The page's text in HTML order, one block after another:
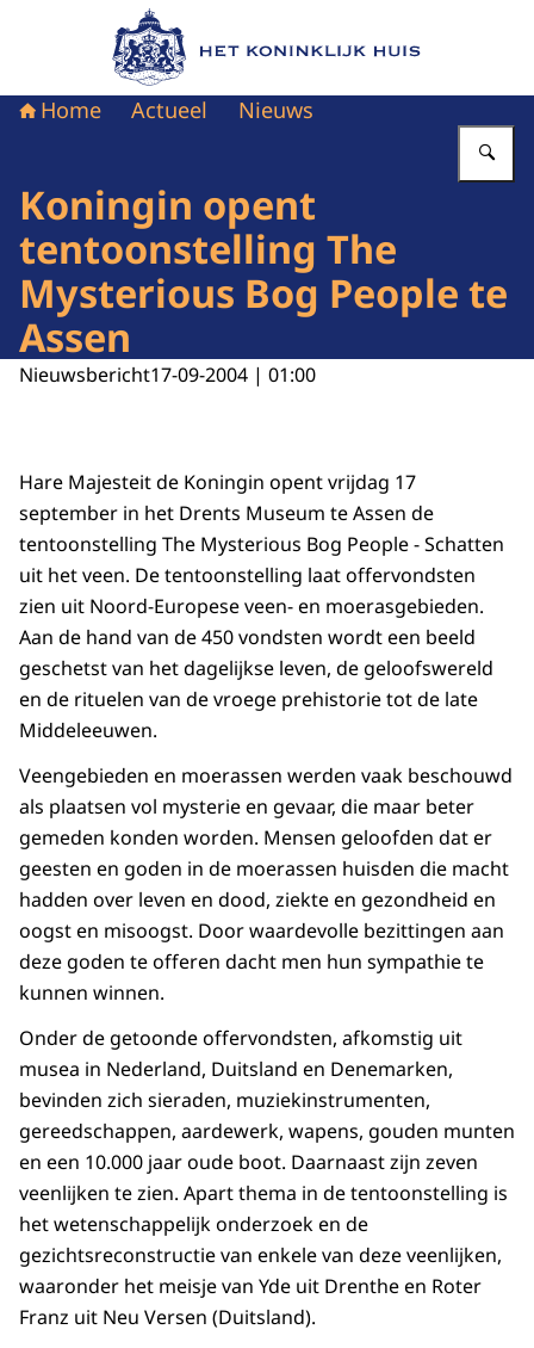
Naar de homepage van Het Koninklijk Huis
Home Actueel Nieuws
Koningin opent
tentoonstelling The
Mysterious Bog People te
Assen
Nieuwsbericht17-09-2004 | 01:00
Hare Majesteit de Koningin opent vrijdag 17
september in het Drents Museum te Assen de
tentoonstelling The Mysterious Bog People - Schatten
uit het veen. De tentoonstelling laat offervondsten
zien uit Noord-Europese veen- en moerasgebieden.
Aan de hand van de 450 vondsten wordt een beeld
geschetst van het dagelijkse leven, de geloofswereld
en de rituelen van de vroege prehistorie tot de late
Middeleeuwen.
Veengebieden en moerassen werden vaak beschouwd
als plaatsen vol mysterie en gevaar, die maar beter
gemeden konden worden. Mensen geloofden dat er
geesten en goden in de moerassen huisden die macht
hadden over leven en dood, ziekte en gezondheid en
oogst en misoogst. Door waardevolle bezittingen aan
deze goden te offeren dacht men hun sympathie te
kunnen winnen.
Onder de getoonde offervondsten, afkomstig uit
musea in Nederland, Duitsland en Denemarken,
bevinden zich sieraden, muziekinstrumenten,
gereedschappen, aardewerk, wapens, gouden munten
en een 10.000 jaar oude boot. Daarnaast zijn zeven
veenlijken te zien. Apart thema in de tentoonstelling is
het wetenschappelijk onderzoek en de
gezichtsreconstructie van enkele van deze veenlijken,
waaronder het meisje van Yde uit Drenthe en Roter
Franz uit Neu Versen (Duitsland).